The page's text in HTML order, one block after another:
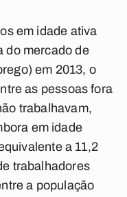
em idade ativa
do mercado de
em 2013, o
as pessoas fora
trabalhavam,
em idade
a 11,2
trabalhadores
a população